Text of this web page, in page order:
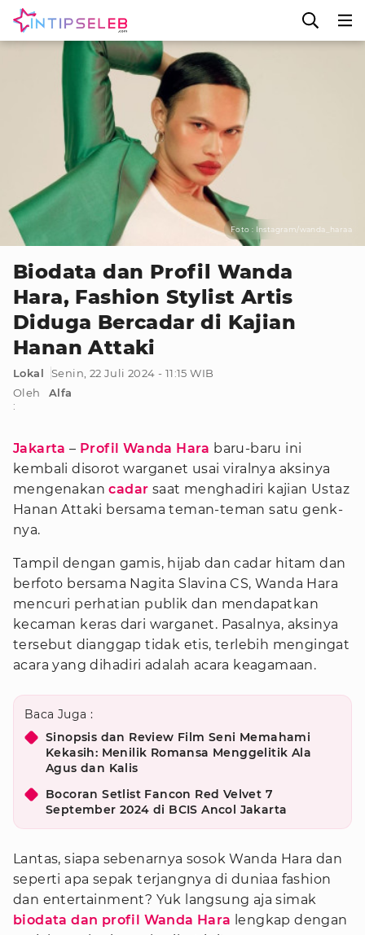
Foto : Instagram/wanda_haraa
Biodata dan Profil Wanda
Hara, Fashion Stylist Artis
Diduga Bercadar di Kajian
Hanan Attaki
Lokal
Senin, 22 Juli 2024 - 11:15 WIB
Oleh
:
Alfa
Jakarta – Profil Wanda Hara baru-baru ini
kembali disorot warganet usai viralnya aksinya
mengenakancadar saat menghadiri kajian Ustaz
Hanan Attaki bersama teman-teman satu genk-
nya.
Tampil dengan gamis, hijab dan cadar hitam dan
berfoto bersama Nagita Slavina CS, Wanda Hara
mencuri perhatian publik dan mendapatkan
kecaman keras dari warganet. Pasalnya, aksinya
tersebut dianggap tidak etis, terlebih mengingat
acara yang dihadiri adalah acara keagamaan.
Baca Juga :
Sinopsis dan Review Film Seni Memahami
Kekasih: Menilik Romansa Menggelitik Ala
Agus dan Kalis
Bocoran Setlist Fancon Red Velvet 7
September 2024 di BCIS Ancol Jakarta
Lantas, siapa sebenarnya sosok Wanda Hara dan
seperti apa sepak terjangnya di duniaa fashion
dan entertainment? Yuk langsung aja simak
biodata dan profil Wanda Hara lengkap dengan